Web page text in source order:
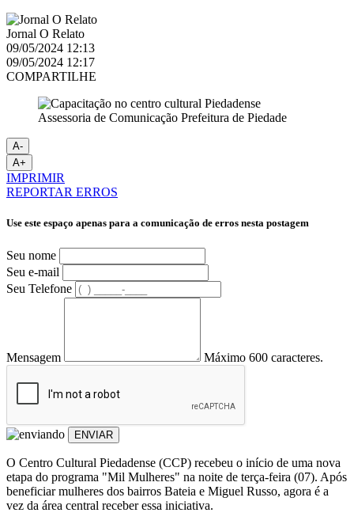
Jornal O Relato
09/05/2024 12:13
09/05/2024 12:17
COMPARTILHE
Assessoria de Comunicação Prefeitura de Piedade
A-
A+
IMPRIMIR
REPORTAR ERROS
Use este espaço apenas para a comunicação de erros nesta postagem
Seu nome
Seu e-mail
Seu Telefone
Mensagem Máximo 600 caracteres.
ENVIAR
O Centro Cultural Piedadense (CCP) recebeu o início de uma nova
etapa do programa "Mil Mulheres" na noite de terça-feira (07). Após
beneficiar mulheres dos bairros Bateia e Miguel Russo, agora é a
vez da área central receber essa iniciativa.